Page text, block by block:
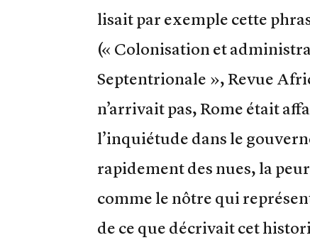
lisait par exemple cette
(« Colonisation et
Septentrionale », Revue
n’arrivait pas, Rome était
l’inquiétude dans le
rapidement des nues, la
comme le nôtre qui
de ce que décrivait cet